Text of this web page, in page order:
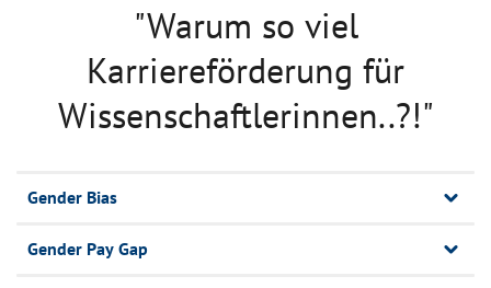
"Warum so viel
Karriereförderung für
Wissenschaftlerinnen..?!"
Gender Bias
Gender Pay Gap